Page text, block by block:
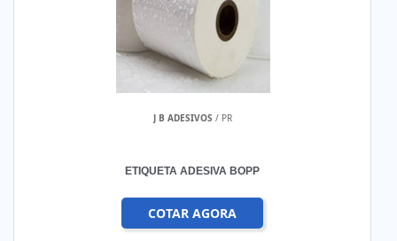
J B ADESIVOS / PR
ETIQUETA ADESIVA BOPP
COTAR AGORA